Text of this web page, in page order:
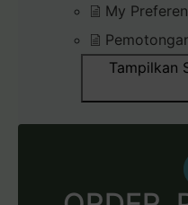
My
Tampilkan